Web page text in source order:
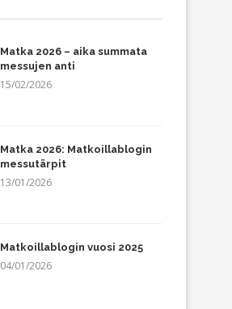
Matka 2026 – aika summata
messujen anti
15/02/2026
Matka 2026: Matkoillablogin
messutärpit
13/01/2026
Matkoillablogin vuosi 2025
04/01/2026